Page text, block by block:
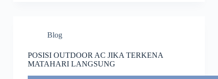
Blog
POSISI OUTDOOR AC JIKA TERKENA
MATAHARI LANGSUNG